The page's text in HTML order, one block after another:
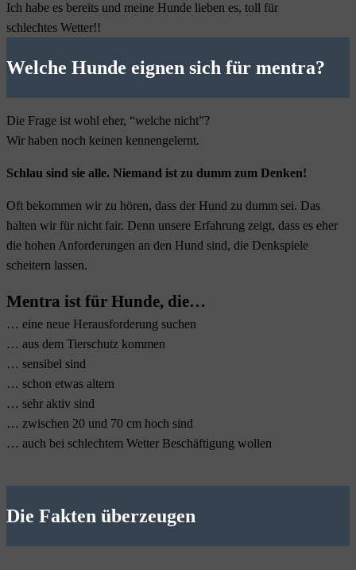
Ich habe es bereits und meine Hunde lieben es, toll für
schlechtes Wetter!!
Welche Hunde eignen sich für mentra?
Die Frage ist wohl eher, “welche nicht”?
Wir haben noch keinen kennengelernt.
Schlau sind sie alle. Niemand ist zu dumm zum Denken!
Oft bekommen wir zu hören, dass der Hund zu dumm sei. Das
halten wir für nicht fair. Denn unsere Erfahrung zeigt, dass es eher
die hohen Anforderungen an den Hund sind, die Denkspiele
scheitern lassen.
Mentra ist für Hunde, die…
… eine neue Herausforderung suchen
… aus dem Tierschutz kommen
… sensibel sind
… schon etwas altern
… sehr aktiv sind
… zwischen 20 und 70 cm hoch sind
… auch bei schlechtem Wetter Beschäftigung wollen
Die Fakten überzeugen